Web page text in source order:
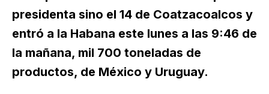
presidenta sino el 14 de Coatzacoalcos y
entró a la Habana este lunes a las 9:46 de
la mañana, mil 700 toneladas de
productos, de México y Uruguay.